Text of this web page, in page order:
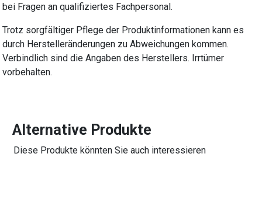
bei Fragen an qualifiziertes Fachpersonal.
Trotz sorgfältiger Pflege der Produktinformationen kann es
durch Herstelleränderungen zu Abweichungen kommen.
Verbindlich sind die Angaben des Herstellers. Irrtümer
vorbehalten.
Alternative Produkte
Diese Produkte könnten Sie auch interessieren